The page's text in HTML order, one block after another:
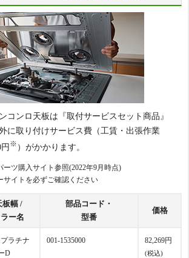
コンロ天板は『取付サービスセット商品』
に取り付けサービス費（工賃・出張作業
※ ）がかかります。
ツ購入サイト参照(2022年9月時点)
イトを必ずご確認ください
板幅 /
ー名
部品コード・
型番
価格
プラチナ
D
001-1535000 82,269円
(税込)